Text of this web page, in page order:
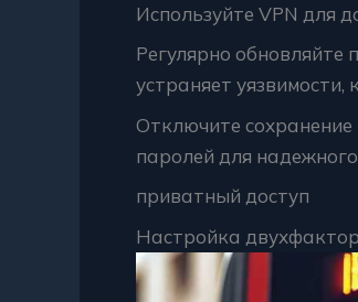
Используйте VPN для
Регулярно обновляйте
устраняет
Отключите сохранение
паролей для
приватный доступ
Настройка